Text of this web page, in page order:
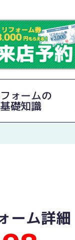
ォームの
基礎知識
ーム詳細